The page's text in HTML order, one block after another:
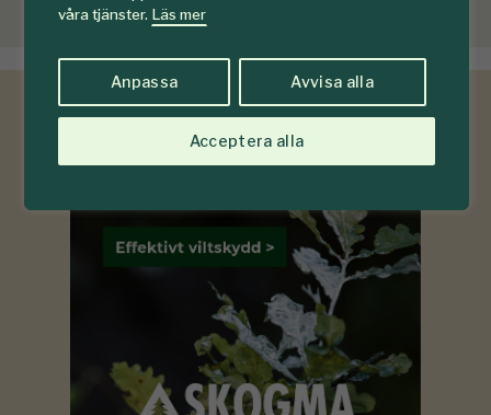
våra tjänster. Läs mer
Anpassa Avvisa alla
Acceptera alla